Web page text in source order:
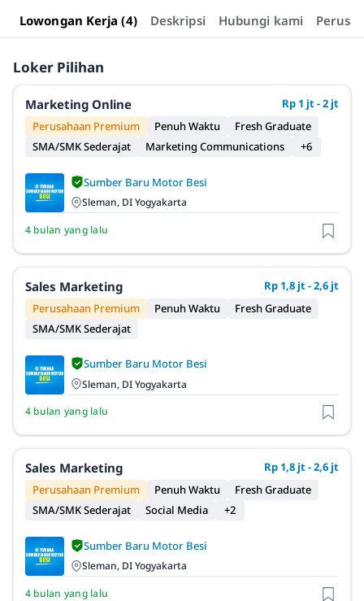
Lowongan Kerja (4) Deskripsi Hubungi kami
Loker Pilihan
Marketing Online
Rp 1 jt - 2 jt
Perusahaan Premium
Penuh Waktu
Fresh Graduate
SMA/SMK Sederajat
Marketing Communications +6
Sumber Baru Motor Besi
Sleman, DI Yogyakarta
4 bulan yang lalu
Sales Marketing
Rp 1,8 jt - 2,6 jt
Perusahaan Premium
Penuh Waktu
Fresh Graduate
SMA/SMK Sederajat
Sumber Baru Motor Besi
Sleman, DI Yogyakarta
4 bulan yang lalu
Sales Marketing
Rp 1,8 jt - 2,6 jt
Perusahaan Premium
Penuh Waktu
Fresh Graduate
SMA/SMK Sederajat
Social Media +2
Sumber Baru Motor Besi
Sleman, DI Yogyakarta
4 bulan yang lalu